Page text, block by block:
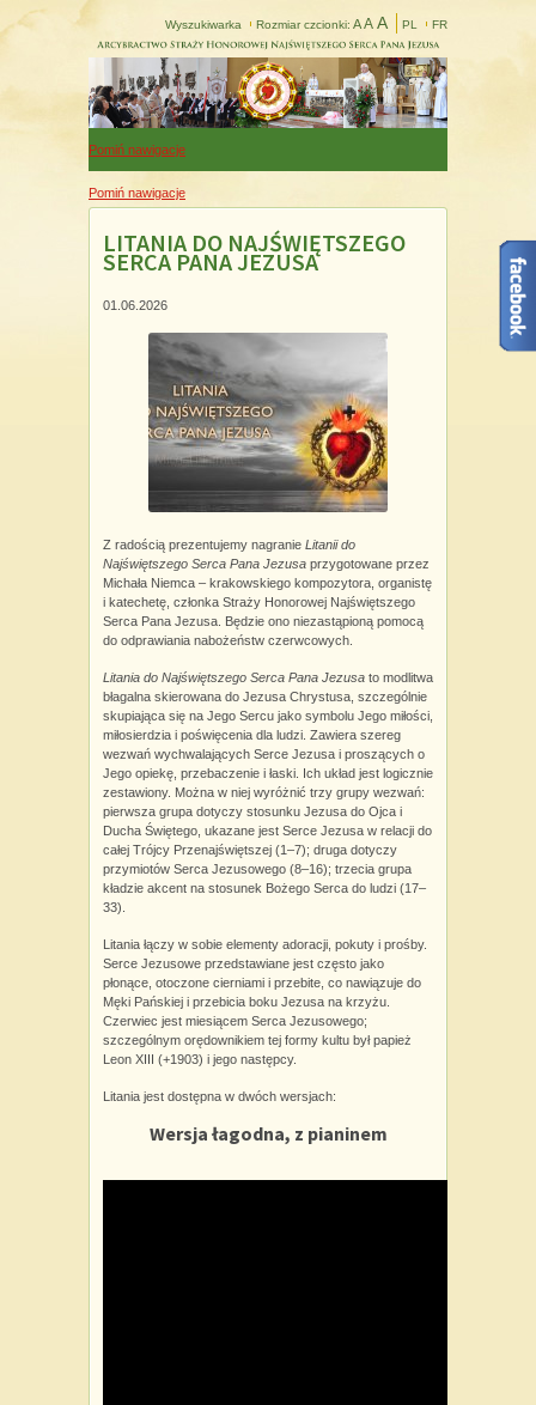
Wyszukiwarka Rozmiar czcionki: A A A PL FR
Pomiń nawigacje
Pomiń nawigacje
LITANIA DO NAJŚWIĘTSZEGO
SERCA PANA JEZUSA
01.06.2026
Z radością prezentujemy nagranie Litanii do
Najświętszego Serca Pana Jezusa przygotowane przez
Michała Niemca – krakowskiego kompozytora, organistę
i katechetę, członka Straży Honorowej Najświętszego
Serca Pana Jezusa. Będzie ono niezastąpioną pomocą
do odprawiania nabożeństw czerwcowych.
Litania do Najświętszego Serca Pana Jezusa to modlitwa
błagalna skierowana do Jezusa Chrystusa, szczególnie
skupiająca się na Jego Sercu jako symbolu Jego miłości,
miłosierdzia i poświęcenia dla ludzi. Zawiera szereg
wezwań wychwalających Serce Jezusa i proszących o
Jego opiekę, przebaczenie i łaski. Ich układ jest logicznie
zestawiony. Można w niej wyróżnić trzy grupy wezwań:
pierwsza grupa dotyczy stosunku Jezusa do Ojca i
Ducha Świętego, ukazane jest Serce Jezusa w relacji do
całej Trójcy Przenajświętszej (1–7); druga dotyczy
przymiotów Serca Jezusowego (8–16); trzecia grupa
kładzie akcent na stosunek Bożego Serca do ludzi (17–
33).
Litania łączy w sobie elementy adoracji, pokuty i prośby.
Serce Jezusowe przedstawiane jest często jako
płonące, otoczone cierniami i przebite, co nawiązuje do
Męki Pańskiej i przebicia boku Jezusa na krzyżu.
Czerwiec jest miesiącem Serca Jezusowego;
szczególnym orędownikiem tej formy kultu był papież
Leon XIII (+1903) i jego następcy.
Litania jest dostępna w dwóch wersjach:
Wersja łagodna, z pianinem